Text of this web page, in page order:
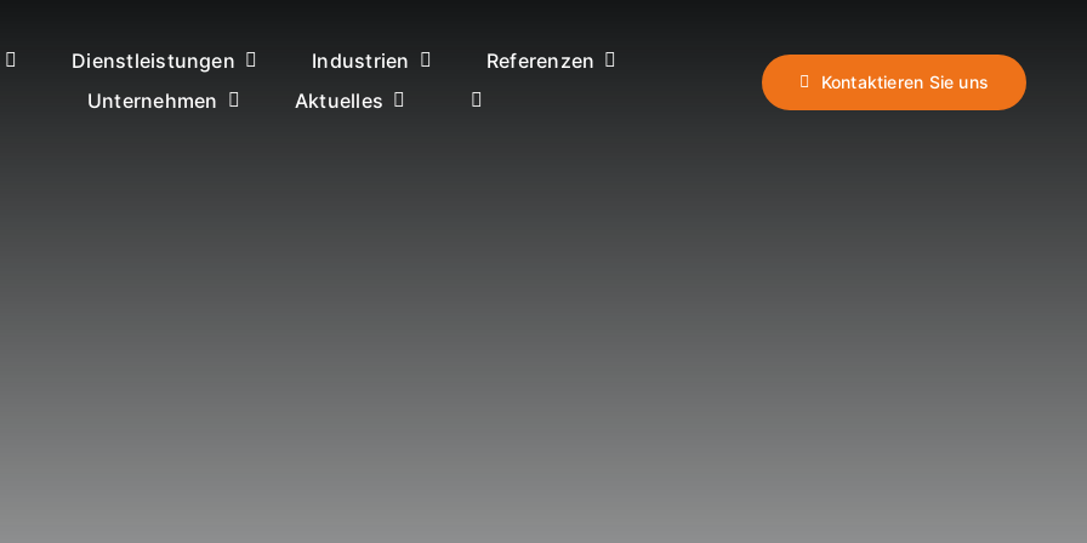
Dienstleistungen Industrien
Referenzen
Unternehmen
Aktuelles
Kontaktieren Sie uns